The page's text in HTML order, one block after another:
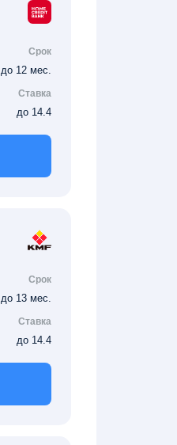
Срок
до 12 мес.
Ставка
до 14.4
Срок
до 13 мес.
Ставка
до 14.4